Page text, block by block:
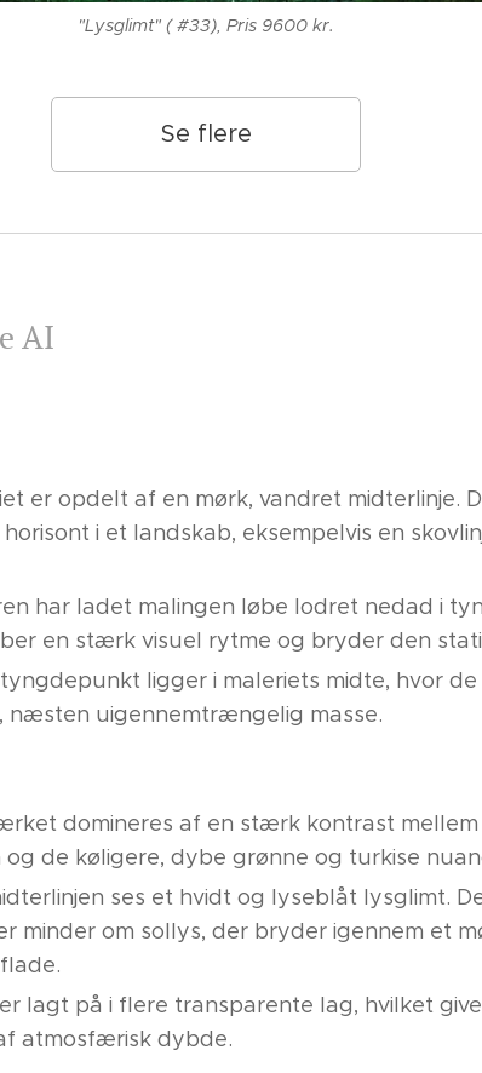
"Lysglimt" ( #33), Pris 9600 kr.
Se flere
AI
er opdelt af en mørk, vandret midterlinje.
i et landskab, eksempelvis en
har ladet malingen løbe lodret nedad i
en stærk visuel rytme og bryder den
ligger i maleriets midte, hvor
næsten uigennemtrængelig masse.
domineres af en stærk kontrast
de køligere, dybe grønne og turkise
ses et hvidt og lyseblåt lysglimt.
minder om sollys, der bryder igennem et
lagt på i flere transparente lag, hvilket
atmosfærisk dybde.